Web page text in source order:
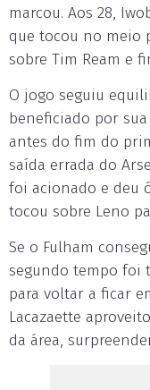
marcou. Aos 28,
que tocou no meio
sobre Tim Ream e
O jogo seguiu
beneficiado por
antes do fim do
saída errada do
foi acionado e deu
tocou sobre Leno
Se o Fulham
segundo tempo foi
para voltar a ficar
Lacazaette
da área,